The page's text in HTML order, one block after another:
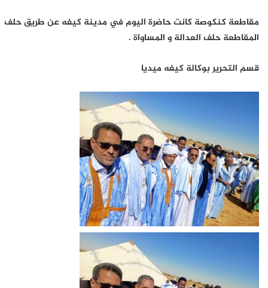
مقاطعة كنكوصة كانت حاضرة اليوم في مدينة كيفه عن طريق حلف
المقاطعة حلف العدالة و المساواة .
قسم التحرير بوكالة كيفه ميديا